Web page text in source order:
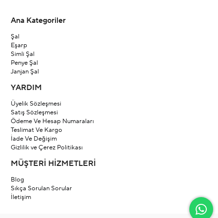
Ana Kategoriler
Şal
Eşarp
Simli Şal
Penye Şal
Janjan Şal
YARDIM
Üyelik Sözleşmesi
Satış Sözleşmesi
Ödeme Ve Hesap Numaraları
Teslimat Ve Kargo
İade Ve Değişim
Gizlilik ve Çerez Politikası
MÜŞTERİ HİZMETLERİ
Blog
Sıkça Sorulan Sorular
İletişim